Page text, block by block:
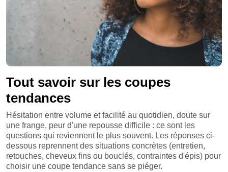
Tout savoir sur les coupes
tendances
Hésitation entre volume et facilité au quotidien, doute sur
une frange, peur d'une repousse difficile : ce sont les
questions qui reviennent le plus souvent. Les réponses ci-
dessous reprennent des situations concrètes (entretien,
retouches, cheveux fins ou bouclés, contraintes d'épis) pour
choisir une coupe tendance sans se piéger.